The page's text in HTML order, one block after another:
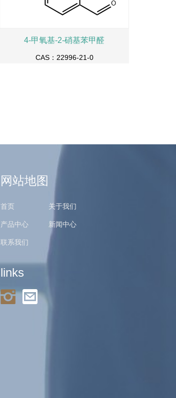
4-甲氧基-2-硝基苯甲醛
CAS：22996-21-0
网站地图
首页 关于我们
产品中心 新闻中心
联系我们
links